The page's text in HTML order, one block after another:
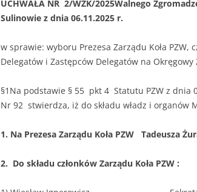
UCHWAŁA NR 2/WZK/2025Walnego
Sulinowie z dnia 06.11.2025 r.
w sprawie: wyboru Prezesa Zarządu Koła PZW,
Delegatów i Zastępców Delegatów na
§1Na podstawie § 55 pkt 4 Statutu PZW z dnia
Nr 92 stwierdza, iż do składu władz i organów
1. Na Prezesa Zarządu Koła PZW Tadeusza
2. Do składu członków Zarządu Koła PZW :